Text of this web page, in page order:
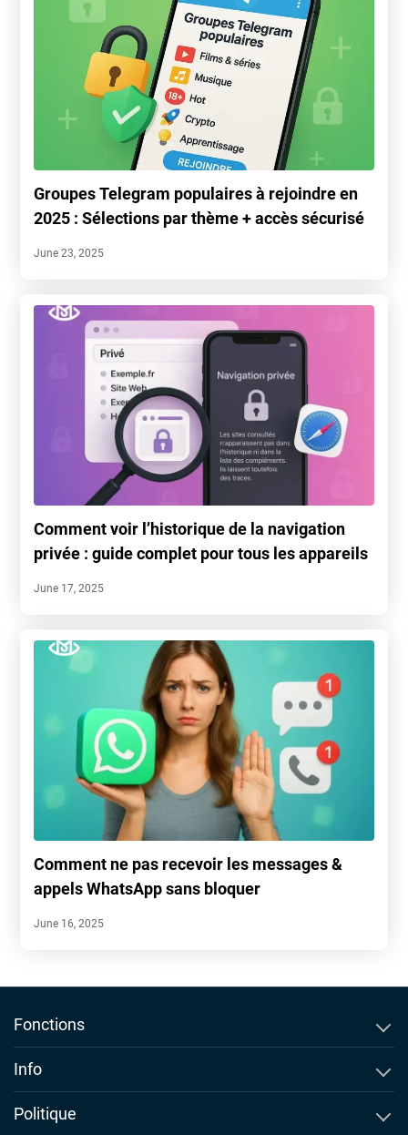
Groupes Telegram populaires à rejoindre en
2025 : Sélections par thème + accès sécurisé
June 23, 2025
Comment voir l’historique de la navigation
privée : guide complet pour tous les appareils
June 17, 2025
Comment ne pas recevoir les messages &
appels WhatsApp sans bloquer
June 16, 2025
Fonctions
Traqueur Historique d'Appel
Info
À Propos
Politique